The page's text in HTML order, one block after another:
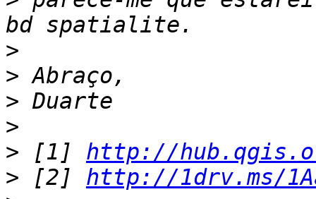
>
>
>
>
> [1] http://
> [2] http://1drv.ms/